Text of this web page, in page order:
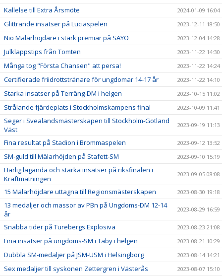
Kallelse till Extra Årsmöte 2024-01-09 16:04
Glittrande insatser på Luciaspelen 2023-12-11 18:50
Nio Mälarhöjdare i stark premiär på SAYO 2023-12-04 14:28
Julklappstips från Tomten 2023-11-22 14:30
Många tog "Första Chansen" att persa! 2023-11-22 14:24
Certifierade friidrottstränare för ungdomar 14-17 år 2023-11-22 14:10
Starka insatser på Terräng-DM i helgen 2023-10-15 11:02
Strålande fjärdeplats i Stockholmskampens final 2023-10-09 11:41
Seger i Svealandsmästerskapen till Stockholm-Gotland
Väst
2023-09-19 11:13
Fina resultat på Stadion i Brommaspelen 2023-09-12 13:52
SM-guld till Mälarhöjden på Stafett-SM 2023-09-10 15:19
Härlig laganda och starka insatser på riksfinalen i
Kraftmätningen
2023-09-05 08:08
15 Mälarhöjdare uttagna till Regionsmästerskapen 2023-08-30 19:18
13 medaljer och massor av PBn på Ungdoms-DM 12-14
år
2023-08-29 16:59
Snabba tider på Turebergs Explosiva 2023-08-23 21:08
Fina insatser på ungdoms-SM i Täby i helgen 2023-08-21 10:29
Dubbla SM-medaljer på JSM-USM i Helsingborg 2023-08-14 14:21
Sex medaljer till syskonen Zettergren i Västerås 2023-08-07 15:10